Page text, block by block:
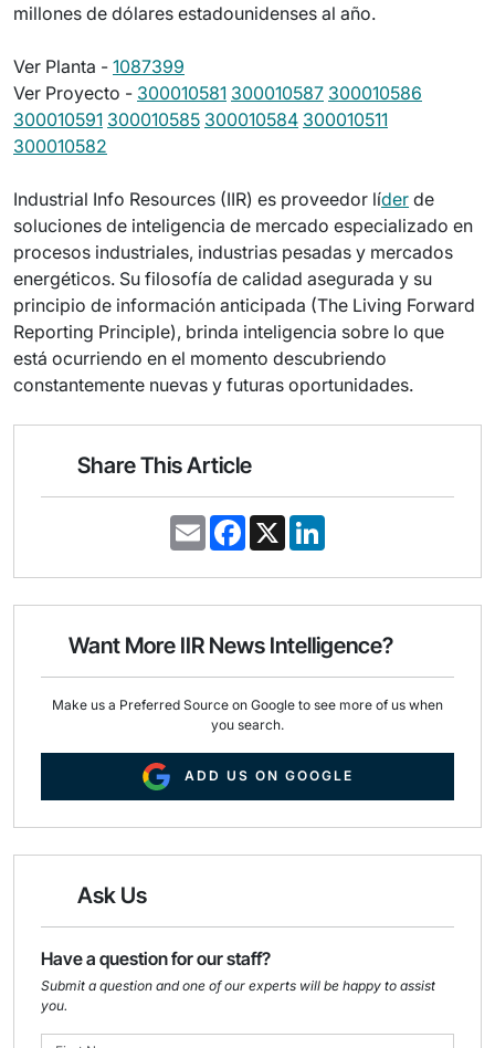
millones de dólares estadounidenses al año.
Ver Planta - 1087399
Ver Proyecto - 300010581 300010587 300010586
300010591 300010585 300010584 300010511
300010582
Industrial Info Resources (IIR) es proveedor líder de
soluciones de inteligencia de mercado especializado en
procesos industriales, industrias pesadas y mercados
energéticos. Su filosofía de calidad asegurada y su
principio de información anticipada (The Living Forward
Reporting Principle), brinda inteligencia sobre lo que
está ocurriendo en el momento descubriendo
constantemente nuevas y futuras oportunidades.
Share This Article
E
m
i
F
a
e
o
k
X
k
d
n
Want More IIR News Intelligence?
Make us a Preferred Source on Google to see more of us when
you search.
ADD US ON GOOGLE
Ask Us
Have a question for our staff?
Submit a question and one of our experts will be happy to assist
you.